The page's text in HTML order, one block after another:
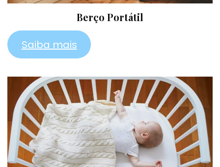
Berço Portátil
Saiba mais